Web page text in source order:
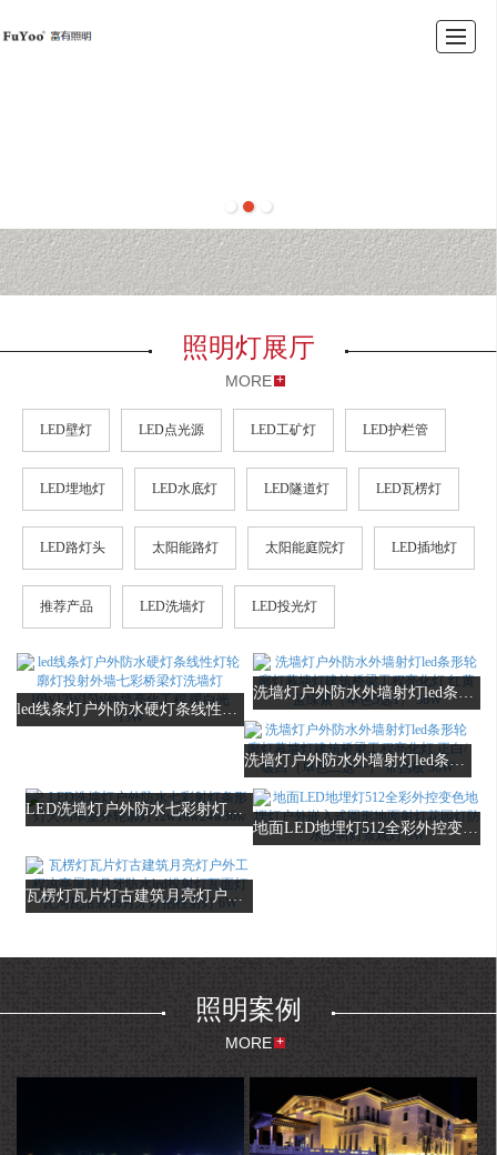
照明灯展厅
MORE
LED壁灯 LED点光源 LED工矿灯 LED护栏管
LED埋地灯 LED水底灯 LED隧道灯 LED瓦楞灯
LED路灯头 太阳能路灯 太阳能庭院灯 LED插地灯
推荐产品 LED洗墙灯 LED投光灯
led线条灯户外防水硬灯条线性灯轮廓灯投射外墙七彩桥梁灯洗墙灯10W12W15W外墙亮化工程 暖白光 15W
洗墙灯户外防水外墙射灯led条形轮廓灯幕墙灯建筑桥梁工程亮化灯 红黄蓝绿紫（单色5选1） 36W
洗墙灯户外防水外墙射灯led条形轮廓灯幕墙灯建筑桥梁工程亮化灯 正白/暖白（单色二选一） 带挡板 36W
LED洗墙灯户外防水七彩射灯条形灯大功率室外轮廓灯12w18w24w36w
地面LED地埋灯512全彩外控变色地埋灯户外嵌入式圆形地面射灯花园灯防水照树灯景观灯 3W
瓦楞灯瓦片灯古建筑月亮灯户外工程凉亭屋顶月牙防水led投射灯瓦面灯瓦沟瓦沿装饰月牙灯抱柱射灯 6W
照明案例
MORE